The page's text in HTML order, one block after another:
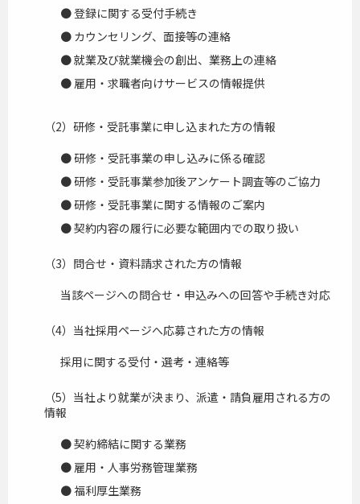
● 登録に関する受付手続き
● カウンセリング、面接等の連絡
● 就業及び就業機会の創出、業務上の連絡
● 雇用・求職者向けサービスの情報提供
（2）研修・受託事業に申し込まれた方の情報
● 研修・受託事業の申し込みに係る確認
● 研修・受託事業参加後アンケート調査等のご協力
● 研修・受託事業に関する情報のご案内
● 契約内容の履行に必要な範囲内での取り扱い
（3）問合せ・資料請求された方の情報
当該ページへの問合せ・申込みへの回答や手続き対応
（4）当社採用ページへ応募された方の情報
採用に関する受付・選考・連絡等
（5）当社より就業が決まり、派遣・請負雇用される方の
情報
● 契約締結に関する業務
● 雇用・人事労務管理業務
● 福利厚生業務